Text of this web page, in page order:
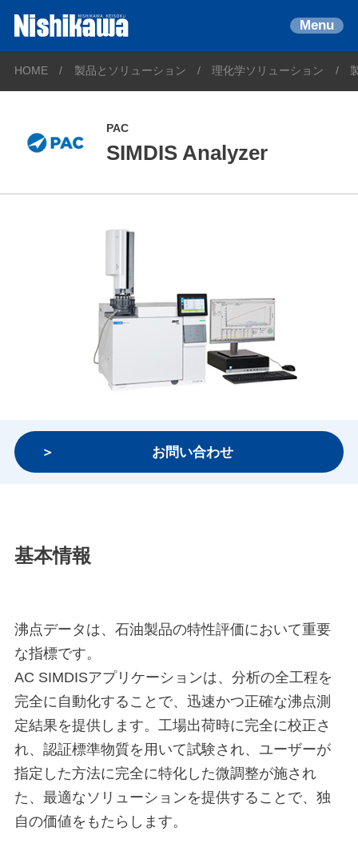
Menu
HOME 製品とソリューション 理化学ソリューション
PAC
SIMDIS Analyzer
お問い合わせ
基本情報
沸点データは、石油製品の特性評価において重要
な指標です。
AC SIMDISアプリケーションは、分析の全工程を
完全に自動化することで、迅速かつ正確な沸点測
定結果を提供します。工場出荷時に完全に校正さ
れ、認証標準物質を用いて試験され、ユーザーが
指定した方法に完全に特化した微調整が施され
た、最適なソリューションを提供することで、独
自の価値をもたらします。